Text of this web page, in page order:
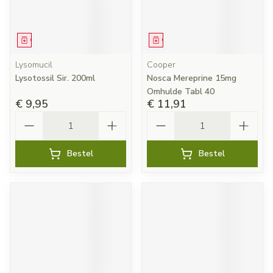
Geneesmiddel
Lysomucil
Lysotossil Sir. 200ml
€ 9,95
Bestel
Geneesmiddel
Cooper
Nosca Mereprine 15mg
Omhulde Tabl 40
€ 11,91
Bestel